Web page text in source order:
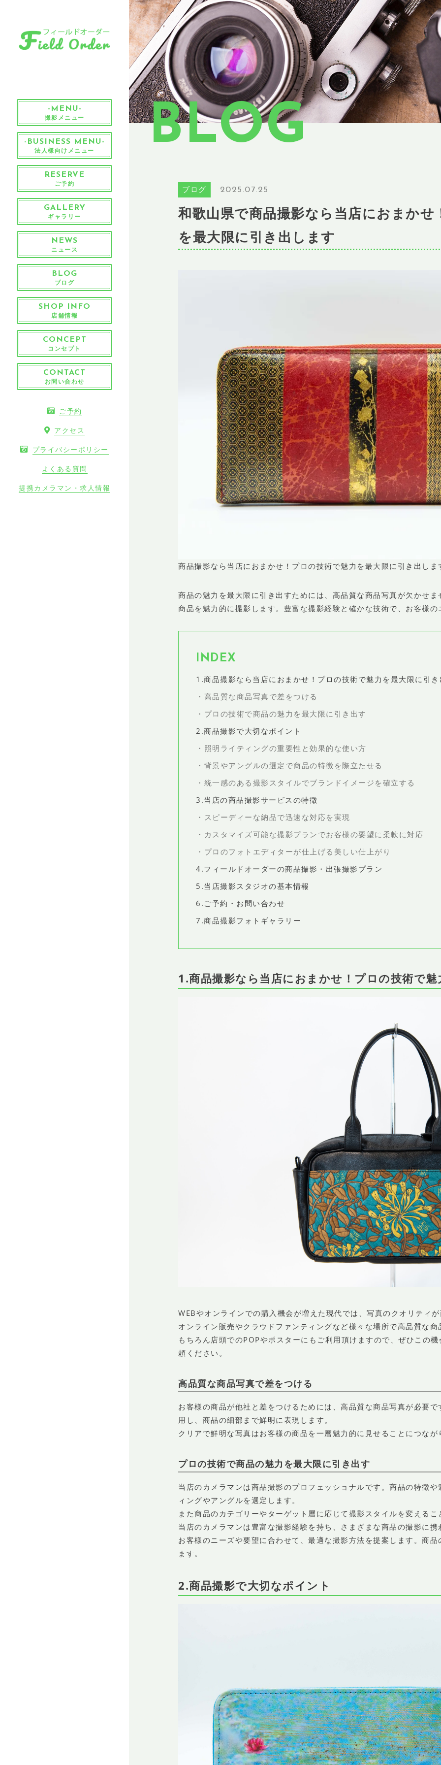
-MENU-
撮影メニュー
-BUSINESS MENU-
法人様向けメニュー
RESERVE
ご予約
GALLERY
ギャラリー
NEWS
ニュース
BLOG
ブログ
SHOP INFO
店舗情報
CONCEPT
コンセプト
CONTACT
お問い合わせ
ご予約
アクセス
プライバシーポリシー
よくある質問
提携カメラマン・求人情報
BLOG
ブログ 2025.07.25
和歌山県で商品撮影なら当店におまかせ
を最大限に引き出します
商品撮影なら当店におまかせ！プロの技術で魅力を最大限に引き出しま
商品の魅力を最大限に引き出すためには、高品質な商品写真が欠かせ
商品を魅力的に撮影します。豊富な撮影経験と確かな技術で、お客様の
INDEX
1.商品撮影なら当店におまかせ！プロの技術で魅力を最大限に引き
高品質な商品写真で差をつける
プロの技術で商品の魅力を最大限に引き出す
2.商品撮影で大切なポイント
照明ライティングの重要性と効果的な使い方
背景やアングルの選定で商品の特徴を際立たせる
統一感のある撮影スタイルでブランドイメージを確立する
3.当店の商品撮影サービスの特徴
スピーディーな納品で迅速な対応を実現
カスタマイズ可能な撮影プランでお客様の要望に柔軟に対応
プロのフォトエディターが仕上げる美しい仕上がり
4.フィールドオーダーの商品撮影・出張撮影プラン
5.当店撮影スタジオの基本情報
6.ご予約・お問い合わせ
7.商品撮影フォトギャラリー
1.商品撮影なら当店におまかせ！プロの技術で魅
WEBやオンラインでの購入機会が増えた現代では、写真のクオリティ
オンライン販売やクラウドファンティングなど様々な場所で高品質な商
もちろん店頭でのPOPやポスターにもご利用頂けますので、ぜひこの
頼ください。
高品質な商品写真で差をつける
お客様の商品が他社と差をつけるためには、高品質な商品写真が必要
用し、商品の細部まで鮮明に表現します。
クリアで鮮明な写真はお客様の商品を一層魅力的に見せることにつなが
プロの技術で商品の魅力を最大限に引き出す
当店のカメラマンは商品撮影のプロフェッショナルです。商品の特徴
ィングやアングルを選定します。
また商品のカテゴリーやターゲット層に応じて撮影スタイルを変えるこ
当店のカメラマンは豊富な撮影経験を持ち、さまざまな商品の撮影に携
お客様のニーズや要望に合わせて、最適な撮影方法を提案します。商
ます。
2.商品撮影で大切なポイント